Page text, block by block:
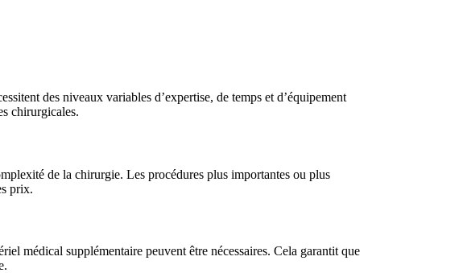
des niveaux variables d’expertise, de temps et d’équipement
chirurgicales.
de la chirurgie. Les procédures plus importantes ou plus
prix.
médical supplémentaire peuvent être nécessaires. Cela garantit que